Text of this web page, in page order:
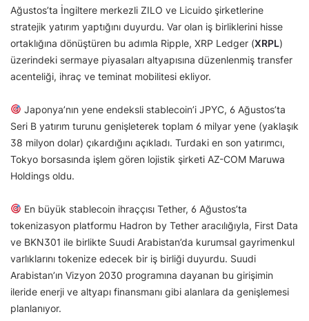
Ağustos’ta İngiltere merkezli ZILO ve Licuido şirketlerine
stratejik yatırım yaptığını duyurdu. Var olan iş birliklerini hisse
ortaklığına dönüştüren bu adımla Ripple, XRP Ledger (XRPL)
üzerindeki sermaye piyasaları altyapısına düzenlenmiş transfer
acenteliği, ihraç ve teminat mobilitesi ekliyor.
Japonya’nın yene endeksli stablecoin’i JPYC, 6 Ağustos’ta
Seri B yatırım turunu genişleterek toplam 6 milyar yene (yaklaşık
38 milyon dolar) çıkardığını açıkladı. Turdaki en son yatırımcı,
Tokyo borsasında işlem gören lojistik şirketi AZ-COM Maruwa
Holdings oldu.
En büyük stablecoin ihraççısı Tether, 6 Ağustos’ta
tokenizasyon platformu Hadron by Tether aracılığıyla, First Data
ve BKN301 ile birlikte Suudi Arabistan’da kurumsal gayrimenkul
varlıklarını tokenize edecek bir iş birliği duyurdu. Suudi
Arabistan’ın Vizyon 2030 programına dayanan bu girişimin
ileride enerji ve altyapı finansmanı gibi alanlara da genişlemesi
planlanıyor.